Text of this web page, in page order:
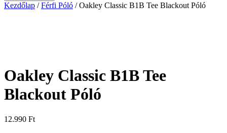
Kezdőlap /Férfi Póló / Oakley Classic B1B Tee Blackout Póló
Oakley Classic B1B Tee
Blackout Póló
12.990 Ft